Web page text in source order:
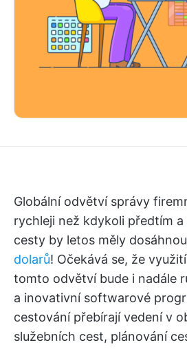
Globální odvětví správy
rychleji než kdykoli předtím
cesty by letos měly
dolarů! Očekává se, že
tomto odvětví bude i nadále
a inovativní softwarové
cestování přebírají vedení v
služebních cest, plánování